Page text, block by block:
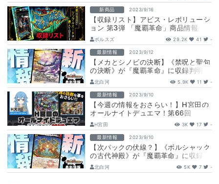
新商品 2023/9/16
【収録リスト】アビス・レボリューシ
ョン 第3弾 「魔覇革命」商品情報
【DM23-RP3】
ボルスズ 29.2K 41 -
最新情報 2023/9/12
【メカとシノビの決断】《禁呪と聖句
の決断》が『魔覇革命』に収録判明！
北白河 5.9K 11 -
最新情報 2023/9/10
【今週の情報をおさらい！】H宮田の
オールナイトデュエマ！第66回
【2023/09/10/デュエルマスター
ズ】
H宮田 3K 17 -
最新情報 2023/9/10
【次パックの伏線？】《ボルシャック
の古代神殿》が『魔覇革命』に収録判
明！
北白河 5K 7 -